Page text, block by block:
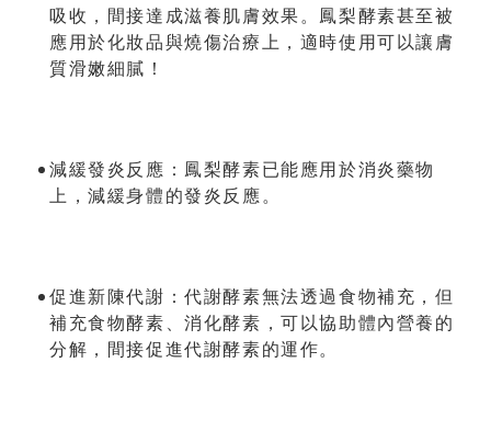
吸收，間接達成滋養肌膚效果。鳳梨酵素甚至被
應用於化妝品與燒傷治療上，適時使用可以讓膚
質滑嫩細膩！
減緩發炎反應： 鳳梨酵素已能應用於消炎藥物
上，減緩身體的發炎反應。
促進新陳代謝：代謝酵素無法透過食物補充，但
補充食物酵素、消化酵素，可以協助體內營養的
分解，間接促進代謝酵素的運作。